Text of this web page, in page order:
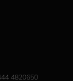
4820650‬